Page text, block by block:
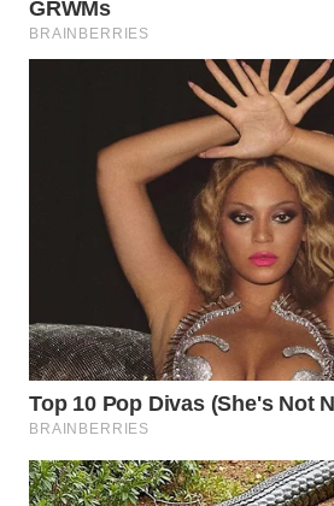
TIMUR
BOROBUDUR
WN
MADURA
SURABAYA